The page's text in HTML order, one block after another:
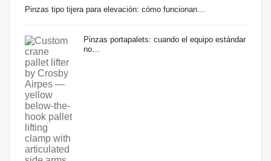
Pinzas tipo tijera para elevación: cómo funcionan…
Pinzas portapalets: cuando el equipo estándar
no…